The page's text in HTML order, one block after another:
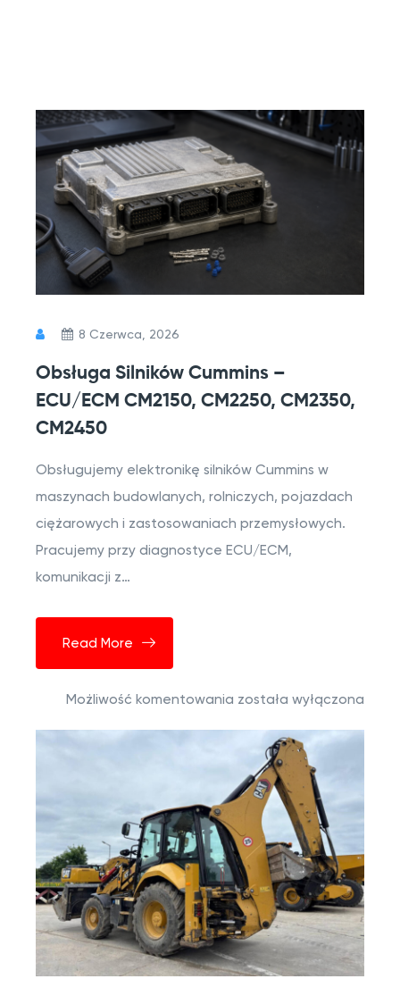
8 Czerwca, 2026
Obsługa Silników Cummins –
ECU/ECM CM2150, CM2250, CM2350,
CM2450
Obsługujemy elektronikę silników Cummins w
maszynach budowlanych, rolniczych, pojazdach
ciężarowych i zastosowaniach przemysłowych.
Pracujemy przy diagnostyce ECU/ECM,
komunikacji z…
Read More
Możliwość komentowania została wyłączona